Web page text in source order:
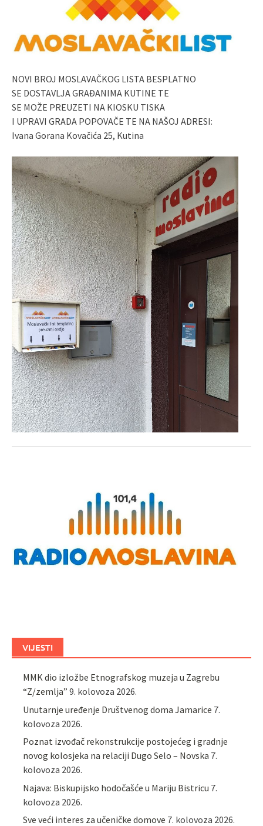
NOVI BROJ MOSLAVAČKOG LISTA BESPLATNO
SE DOSTAVLJA GRAĐANIMA KUTINE TE
SE MOŽE PREUZETI NA KIOSKU TISKA
I UPRAVI GRADA POPOVAČE TE NA NAŠOJ ADRESI:
Ivana Gorana Kovačića 25, Kutina
VIJESTI
MMK dio izložbe Etnografskog muzeja u Zagrebu
“Z/zemlja” 9. kolovoza 2026.
Unutarnje uređenje Društvenog doma Jamarice 7.
kolovoza 2026.
Poznat izvođač rekonstrukcije postojećeg i gradnje
novog kolosjeka na relaciji Dugo Selo – Novska 7.
kolovoza 2026.
Najava: Biskupijsko hodočašće u Mariju Bistricu 7.
kolovoza 2026.
Sve veći interes za učeničke domove 7. kolovoza 2026.